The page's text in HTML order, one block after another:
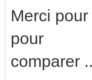
Merci
pour
comparer ..